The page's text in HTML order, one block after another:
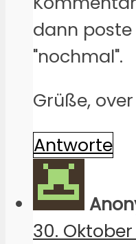
dann
"nochmal".
Grüße,
Antworte
30. Oktober